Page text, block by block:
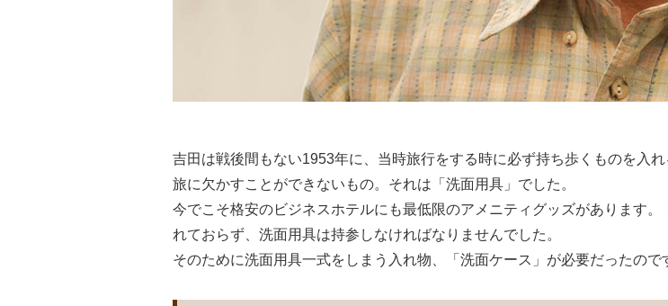
吉⽥は戦後間もない1953年に、当時旅⾏をする時に必ず持ち歩くものを⼊
旅に⽋かすことができないもの。それは「洗⾯⽤具」でした。
今でこそ格安のビジネスホテルにも最低限のアメニティグッズがあります
れておらず、洗⾯⽤具は持参しなければなりませんでした。
そのために洗⾯⽤具⼀式をしまう⼊れ物、「洗⾯ケース」が必要だったの